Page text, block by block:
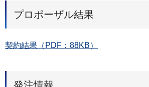
プロポーザル結果
契約結果（PDF：88KB）